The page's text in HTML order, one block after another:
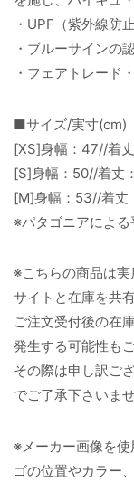
・UPF（紫外線防
・ブルーサインの
・フェアトレード
■サイズ/実寸(cm)
[XS]身幅：47//着
[S]身幅：50//着丈
[M]身幅：53//着丈
※パタゴニアによ
※こちらの商品は
サイトと在庫を共
ご注文受付後の在
発生する可能性も
その際は申し訳ご
でご了承下さいませ
※メーカー画像を
ゴの位置やカラー